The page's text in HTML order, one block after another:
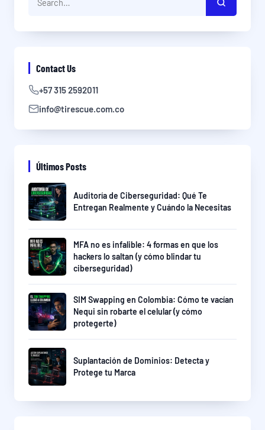
Contact Us
+57 315 2592011
info@tirescue.com.co
Últimos Posts
Auditoría de Ciberseguridad: Qué Te
Entregan Realmente y Cuándo la Necesitas
MFA no es infalible: 4 formas en que los
hackers lo saltan (y cómo blindar tu
ciberseguridad)
SIM Swapping en Colombia: Cómo te vacían
Nequi sin robarte el celular (y cómo
protegerte)
Suplantación de Dominios: Detecta y
Protege tu Marca